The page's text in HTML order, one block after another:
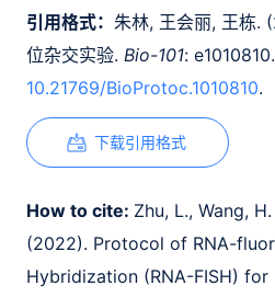
引用格式： 朱林, 王会丽, 王栋.
位杂交实验. Bio-101:
10.21769/BioProtoc.1010810.
下载引用格式
How to cite: Zhu, L., Wang,
(2022). Protocol of RNA-
Hybridization (RNA-FISH)